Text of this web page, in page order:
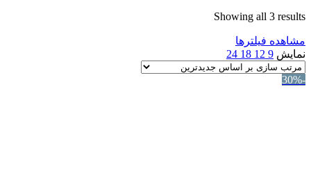
Showing all 3 results
مشاهده فیلترها
نمایش 9
12
18
24
-30%